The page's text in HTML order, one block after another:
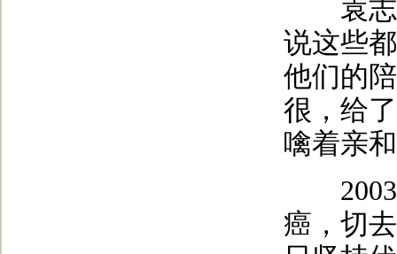
袁志
说这些
他们的
很，给
噙着亲
2003
癌，切